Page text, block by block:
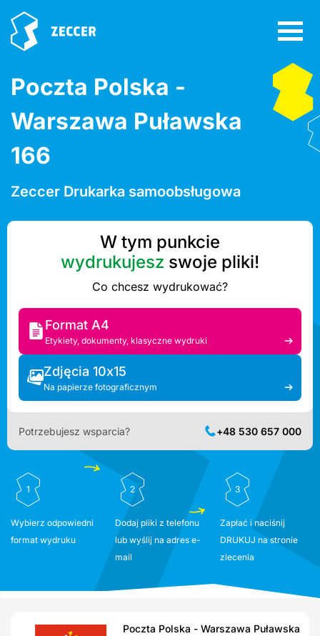
Poczta Polska -
Warszawa Puławska
166
Zeccer Drukarka samoobsługowa
W tym punkcie
wydrukujesz swoje pliki!
Co chcesz wydrukować?
Format A4
Etykiety, dokumenty, klasyczne wydruki
Zdjęcia 10x15
Na papierze fotograficznym
Potrzebujesz wsparcia? +48 530 657 000
1
Wybierz odpowiedni
format wydruku
2
Dodaj pliki z telefonu
lub wyślij na adres e-
mail
3
Zapłać i naciśnij
DRUKUJ na stronie
zlecenia
Poczta Polska - Warszawa Puławska